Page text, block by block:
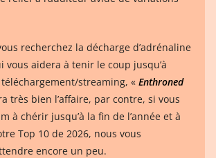
recherchez la décharge d’adrénaline
vous aidera à tenir le coup jusqu’à
streaming, « Enthroned
très bien l’affaire, par contre, si vous
à chérir jusqu’à la fin de l’année et à
Top 10 de 2026, nous vous
encore un peu.